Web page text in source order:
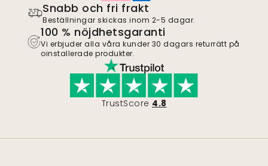
Snabb och fri frakt
Beställningar skickas inom 2-5 dagar.
100 % nöjdhetsgaranti
Vi erbjuder alla våra kunder 30 dagars returrätt på
oinstallerade produkter.
TrustScore 4.8